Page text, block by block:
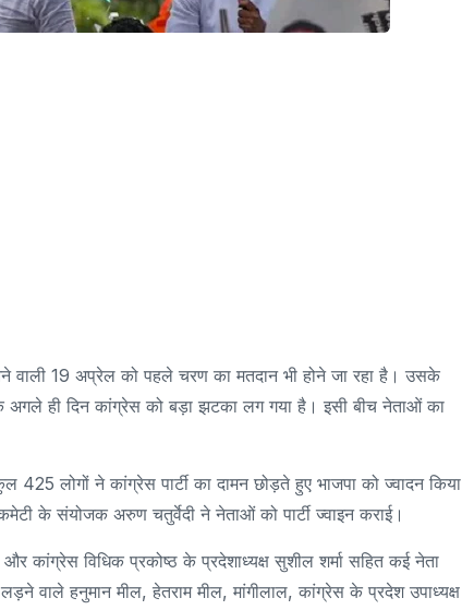
19 अप्रेल को पहले चरण का मतदान भी होने जा रहा है। उसके
ही दिन कांग्रेस को बड़ा झटका लग गया है। इसी बीच नेताओं का
लोगों ने कांग्रेस पार्टी का दामन छोड़ते हुए भाजपा को ज्वादन किया
के संयोजक अरुण चतुर्वेदी ने नेताओं को पार्टी ज्वाइन कराई।
कांग्रेस विधिक प्रकोष्ठ के प्रदेशाध्यक्ष सुशील शर्मा सहित कई नेता
वाले हनुमान मील, हेतराम मील, मांगीलाल, कांग्रेस के प्रदेश उपाध्यक्ष